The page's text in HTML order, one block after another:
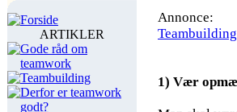
Forside
ARTIKLER
Gode råd om
teamwork
Teambuilding
Derfor er teamwork
godt?
Annonce:
Teambuilding
1) Vær